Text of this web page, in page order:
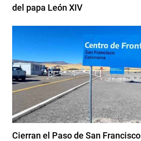
del papa León XIV
Cierran el Paso de San Francisco